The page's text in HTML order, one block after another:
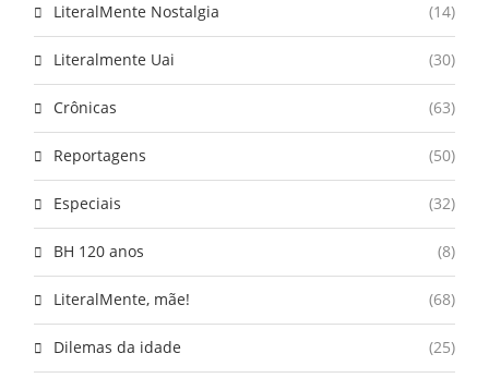
LiteralMente Nostalgia (14)
Literalmente Uai (30)
Crônicas (63)
Reportagens (50)
Especiais (32)
BH 120 anos (8)
LiteralMente, mãe! (68)
Dilemas da idade (25)